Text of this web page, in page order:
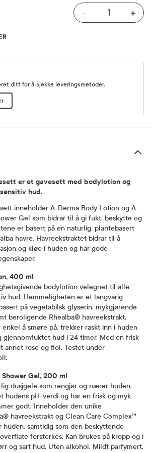
- +
ditt for å sjekke leveringsmetoder.
er et gavesett med bodylotion og
hud.
inneholder A-Derma Body Lotion og A-
Gel som bidrar til å gi fukt, beskytte og
er basert på en naturlig, plantebasert
havre. Havreekstraktet bidrar til å
og kløe i huden og har gode
400 ml
bodylotion velegnet til alle
hud. Hemmeligheten er et langvarig
på vegetabilsk glyserin, mykgjørende
beroligende Rhealba® havreekstrakt.
å smøre på, trekker raskt inn i huden
gjennomfuktet hud i 24 timer. Med en frisk
annet rose og fiol. Testet under
Gel, 200 ml
dusjgele som rengjør og nærer huden.
hudens pH-verdi og har en frisk og myk
godt. Inneholder den unike
havreekstrakt og Clean Care Complex™
huden, samtidig som den beskyttende
forsterkes. Kan brukes på kropp og i
og sart hud. Uten alkohol. Mildt parfymert.